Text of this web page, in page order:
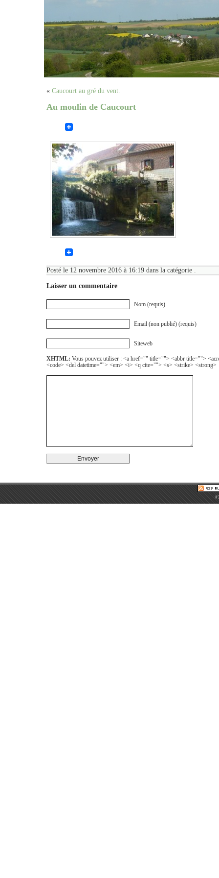
« Caucourt au gré du vent.
Au moulin de Caucourt
Posté le 12 novembre 2016 à 16:19 dans la catégorie .
Laisser un commentaire
Nom (requis)
Email (non publié) (requis)
Siteweb
XHTML: Vous pouvez utiliser : <a href="" title=""> <abbr title="">
<code> <del datetime=""> <em> <i> <q cite=""> <s> <strike> <strong>